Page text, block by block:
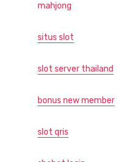
mahjong
situs slot
slot server thailand
bonus new member
slot qris